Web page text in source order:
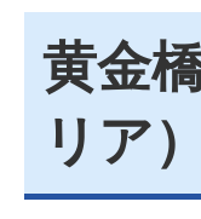
黄金
リア）